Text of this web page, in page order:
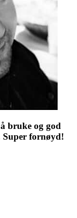
bruke og god
Super fornøyd!